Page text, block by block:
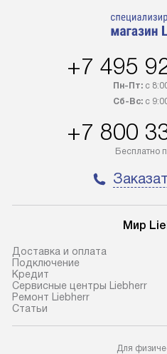
в течение трех дней.
регионы осуществляется
100% предоплаты наша
до представительства
транспортной компании в
условия доставки у
В оговоренный день служба
доставки доставит
прибор до подъезда. Если
требуется переместить
до двери квартиры или до
установки, пожалуйста,
с менеджером. За данную
+7 495
Пн-Пт:с
Сб-Вс:с
+7 800
Бесплатно
Мир
Доставка и оплата
Подключение
Кредит
Сервисные центры Liebherr
Ремонт Liebherr
Cтатьи
Для